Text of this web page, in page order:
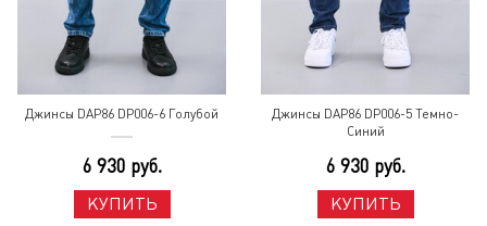
Джинсы DAP86 DP006-6 Голубой
6 930 руб.
КУПИТЬ
Джинсы DAP86 DP006-5 Темно-
Синий
6 930 руб.
КУПИТЬ